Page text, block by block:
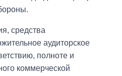
средства
аудиторское
полноте и
коммерческой